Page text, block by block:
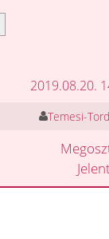
2019.08.20.
Temesi-